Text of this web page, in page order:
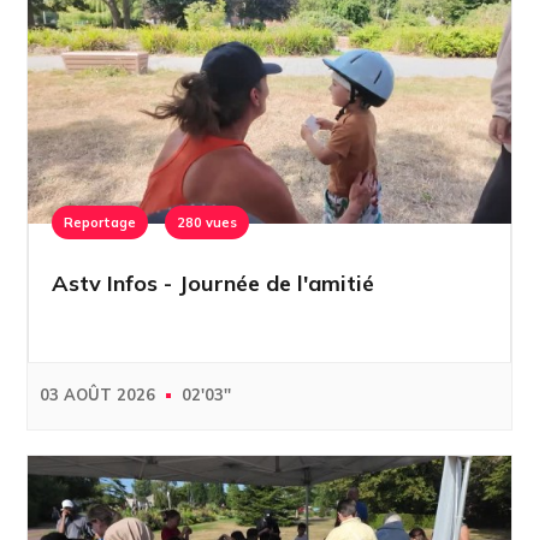
Reportage 280 vues
Astv Infos - Journée de l'amitié
03 AOÛT 2026 02'03''